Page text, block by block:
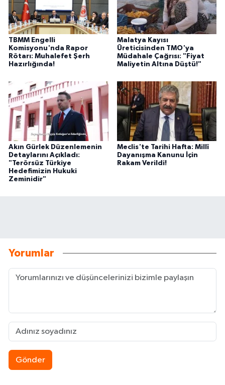
TBMM Engelli
Komisyonu'nda Rapor
Rötarı: Muhalefet Şerh
Hazırlığında!
Malatya Kayısı
Üreticisinden TMO'ya
Müdahale Çağrısı: "Fiyat
Maliyetin Altına Düştü!"
Akın Gürlek Düzenlemenin
Detaylarını Açıkladı:
"Terörsüz Türkiye
Hedefimizin Hukuki
Zeminidir"
Meclis'te Tarihi Hafta: Millî
Dayanışma Kanunu İçin
Rakam Verildi!
Yorumlar
Gönder